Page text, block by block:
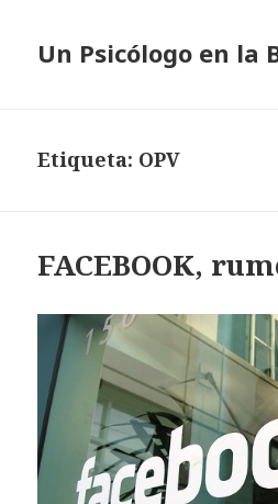
Un Psicólogo en la
Etiqueta: OPV
FACEBOOK,